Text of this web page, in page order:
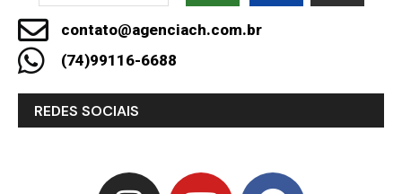
contato@agenciach.com.br
(74)99116-6688
REDES SOCIAIS